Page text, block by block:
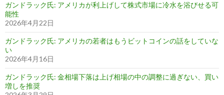
ガンドラック氏: アメリカが利上げして株式市場に冷水を浴びせる可
能性
2026年4月22日
ガンドラック氏: アメリカの若者はもうビットコインの話をしていな
い
2026年4月16日
ガンドラック氏: 金相場下落は上げ相場の中の調整に過ぎない、買い
増しを推奨